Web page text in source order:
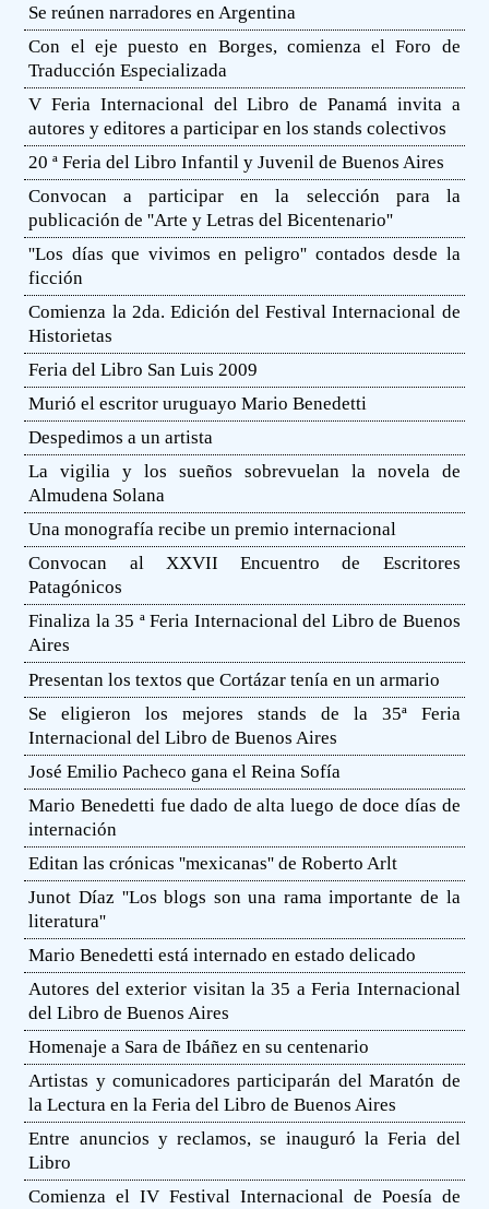
Se reúnen narradores en Argentina
Con el eje puesto en Borges, comienza el Foro de
Traducción Especializada
V Feria Internacional del Libro de Panamá invita a
autores y editores a participar en los stands colectivos
20 ª Feria del Libro Infantil y Juvenil de Buenos Aires
Convocan a participar en la selección para la
publicación de ''Arte y Letras del Bicentenario''
''Los días que vivimos en peligro'' contados desde la
ficción
Comienza la 2da. Edición del Festival Internacional de
Historietas
Feria del Libro San Luis 2009
Murió el escritor uruguayo Mario Benedetti
Despedimos a un artista
La vigilia y los sueños sobrevuelan la novela de
Almudena Solana
Una monografía recibe un premio internacional
Convocan al XXVII Encuentro de Escritores
Patagónicos
Finaliza la 35 ª Feria Internacional del Libro de Buenos
Aires
Presentan los textos que Cortázar tenía en un armario
Se eligieron los mejores stands de la 35ª Feria
Internacional del Libro de Buenos Aires
José Emilio Pacheco gana el Reina Sofía
Mario Benedetti fue dado de alta luego de doce días de
internación
Editan las crónicas ''mexicanas'' de Roberto Arlt
Junot Díaz ''Los blogs son una rama importante de la
literatura''
Mario Benedetti está internado en estado delicado
Autores del exterior visitan la 35 a Feria Internacional
del Libro de Buenos Aires
Homenaje a Sara de Ibáñez en su centenario
Artistas y comunicadores participarán del Maratón de
la Lectura en la Feria del Libro de Buenos Aires
Entre anuncios y reclamos, se inauguró la Feria del
Libro
Comienza el IV Festival Internacional de Poesía de